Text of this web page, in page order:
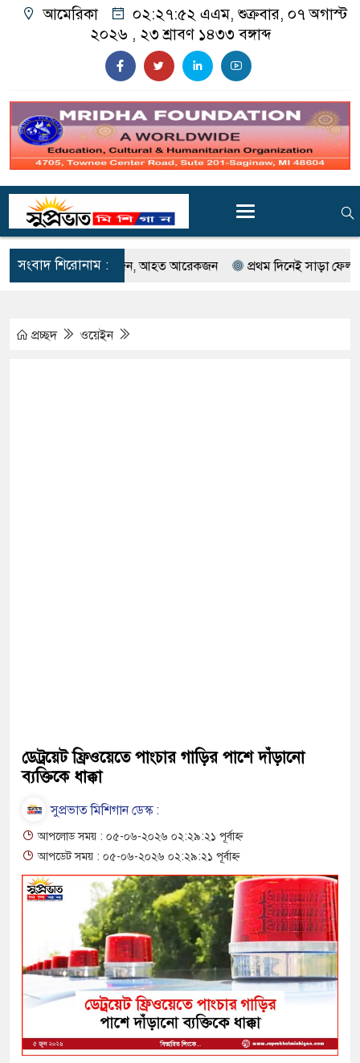
আমেরিকা ০২:২৭:৫৩ এএম, শুক্রবার, ০৭ অগাস্ট
২০২৬ , ২৩ শ্রাবণ ১৪৩৩ বঙ্গাব্দ
সংবাদ শিরোনাম :
নিহত একজন, আহত আরেকজন প্রথম দিনেই সাড়া ফেলল গর্ডি হাও
প্রচ্ছদ ওয়েইন
ডেট্রয়েট ফ্রিওয়েতে পাংচার গাড়ির পাশে দাঁড়ানো
ব্যক্তিকে ধাক্কা
সুপ্রভাত মিশিগান ডেস্ক :
আপলোড সময় : ০৫-০৬-২০২৬ ০২:২৯:২১ পূর্বাহ্ন
আপডেট সময় : ০৫-০৬-২০২৬ ০২:২৯:২১ পূর্বাহ্ন